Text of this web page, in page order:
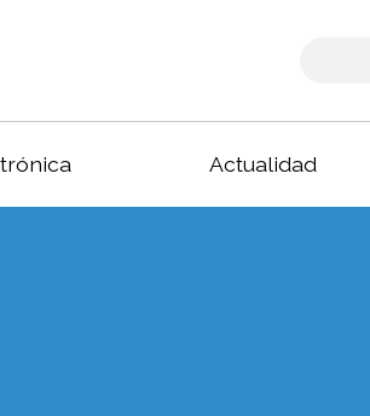
Actualidad